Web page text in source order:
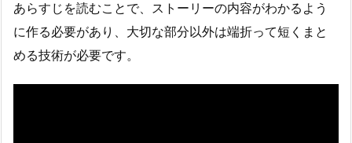
あらすじを読むことで、ストーリーの内容がわかるよう
に作る必要があり、大切な部分以外は端折って短くまと
める技術が必要です。